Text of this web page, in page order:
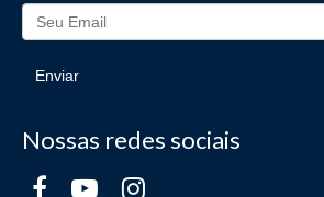
Enviar
Nossas redes sociais